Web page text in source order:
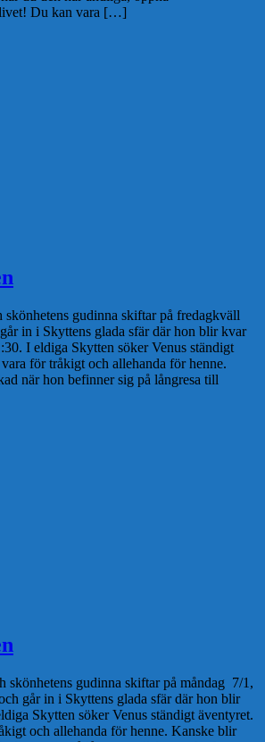
Du kan vara […]
gudinna skiftar på fredagkväll
in i Skyttens glada sfär där hon blir kvar
I eldiga Skytten söker Venus ständigt
för tråkigt och allehanda för henne.
när hon befinner sig på långresa till
skönhetens gudinna skiftar på måndag 7/1,
går in i Skyttens glada sfär där hon blir
Skytten söker Venus ständigt äventyret.
och allehanda för henne. Kanske blir